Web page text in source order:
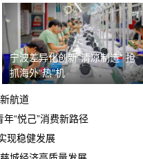
宁波差异化创新“清凉制造” 抢
抓海外“热”机
航道
“悦己”消费新路径
现稳健发展